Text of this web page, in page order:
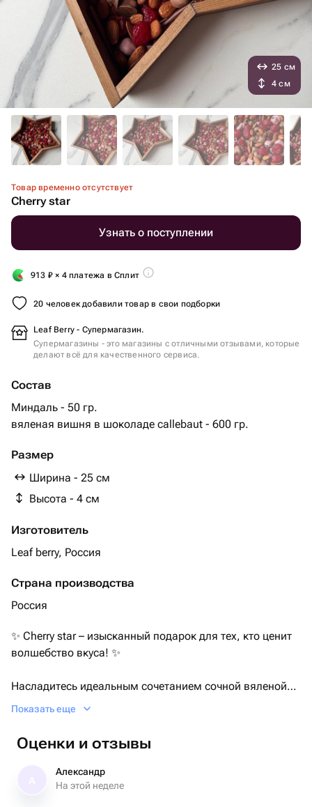
Товар временно отсутствует
Cherry star
Узнать о поступлении
913 ₽ × 4 платежа в Сплит
20 человек добавили товар в свои подборки
Leaf Berry - Супермагазин.
Супермагазины - это магазины с отличными отзывами, которые
делают всё для качественного сервиса.
Состав
Миндаль - 50 гр.
вяленая вишня в шоколаде callebaut - 600 гр.
Размер
Ширина - 25 см
Высота - 4 см
Изготовитель
Leaf berry, Россия
Страна производства
Россия
25 см
4 см
✨ Cherry star – изысканный подарок для тех, кто ценит
волшебство вкуса! ✨
Насладитесь идеальным сочетанием сочной вяленой
вишни в гладком шоколаде и хрустящего отборного
коробку в форме звезды.
🔹 Почему этот набор покорит ваше сердце?
✔ Нежный контраст вкусов – сладость вишни,
Показать еще
Оценки и отзывы
Александр
На этой неделе